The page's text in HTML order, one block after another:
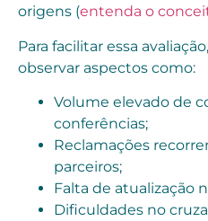
origens (entenda o
Para facilitar essa
observar aspectos como:
Volume elevado de
conferências;
Reclamações
parceiros;
Falta de atualização
Dificuldades no